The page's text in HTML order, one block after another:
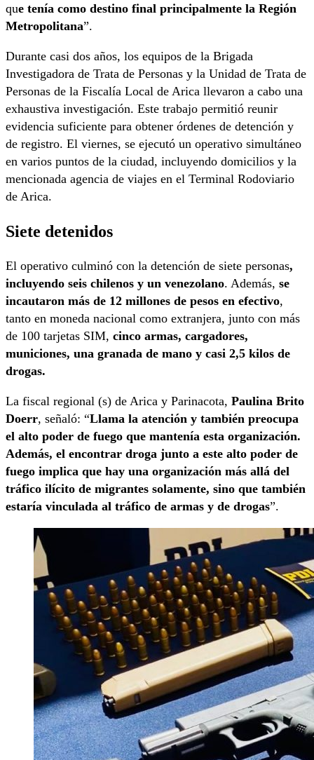
que tenía como destino final principalmente la Región
Metropolitana”.
Durante casi dos años, los equipos de la Brigada
Investigadora de Trata de Personas y la Unidad de Trata de
Personas de la Fiscalía Local de Arica llevaron a cabo una
exhaustiva investigación. Este trabajo permitió reunir
evidencia suficiente para obtener órdenes de detención y
de registro. El viernes, se ejecutó un operativo simultáneo
en varios puntos de la ciudad, incluyendo domicilios y la
mencionada agencia de viajes en el Terminal Rodoviario
de Arica.
Siete detenidos
El operativo culminó con la detención de siete personas,
incluyendo seis chilenos y un venezolano. Además, se
incautaron más de 12 millones de pesos en efectivo,
tanto en moneda nacional como extranjera, junto con más
de 100 tarjetas SIM, cinco armas, cargadores,
municiones, una granada de mano y casi 2,5 kilos de
drogas.
La fiscal regional (s) de Arica y Parinacota, Paulina Brito
Doerr, señaló: “Llama la atención y también preocupa
el alto poder de fuego que mantenía esta organización.
Además, el encontrar droga junto a este alto poder de
fuego implica que hay una organización más allá del
tráfico ilícito de migrantes solamente, sino que también
estaría vinculada al tráfico de armas y de drogas”.